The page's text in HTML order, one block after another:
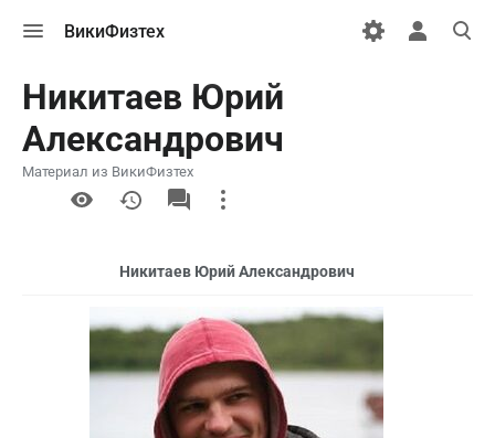
меню
ВикиФизтех
Открыть
поиск
Никитаев Юрий
Александрович
Материал из ВикиФизтех
More
actions
Никитаев Юрий Александрович